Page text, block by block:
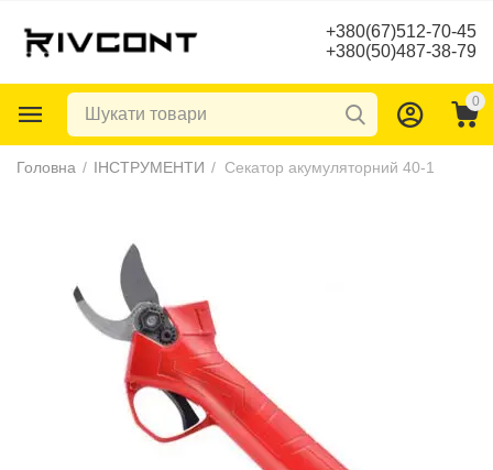
+380(67)512-70-45
+380(50)487-38-79
0
Головна / ІНСТРУМЕНТИ / Секатор акумуляторний 40-1